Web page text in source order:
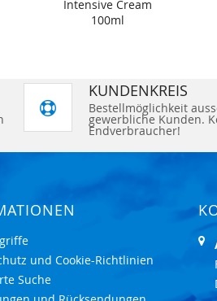
Intensive Cream
100ml
KUNDENKREIS
Bestellmöglichkeit
gewerbliche Kunden.
Endverbraucher!
und Cookie-Richtlinien
Suche